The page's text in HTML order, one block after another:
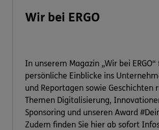
Wir bei ERGO
In unserem Magazin „Wir bei ERGO“
persönliche Einblicke ins
und Reportagen sowie Geschichten
Themen Digitalisierung,
Sponsoring und unseren Award
Zudem finden Sie hier ab sofort